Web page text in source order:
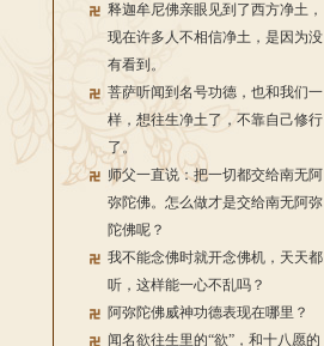
释迦牟尼佛亲眼见到了西方净土，
现在许多人不相信净土，是因为没
有看到。
菩萨听闻到名号功德，也和我们一
样，想往生净土了，不靠自己修行
了。
师父一直说：把一切都交给南无阿
弥陀佛。怎么做才是交给南无阿弥
陀佛呢？
我不能念佛时就开念佛机，天天都
听，这样能一心不乱吗？
阿弥陀佛威神功德表现在哪里？
闻名欲往生里的“欲”，和十八愿的